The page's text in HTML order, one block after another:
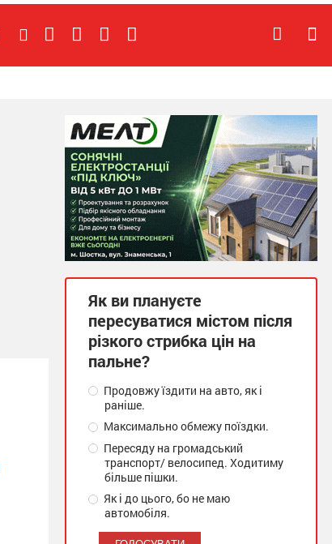
Як ви плануєте
пересуватися містом після
різкого стрибка цін на
пальне?
Продовжу їздити на авто, як і
раніше.
Максимально обмежу поїздки.
Пересяду на громадський
транспорт/ велосипед. Ходитиму
більше пішки.
Як і до цього, бо не маю
автомобіля.